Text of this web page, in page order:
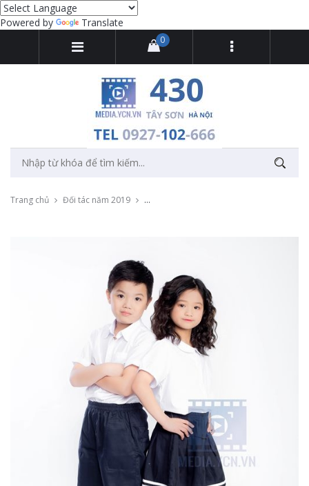
Powered by Translate
0
Trang chủ Đối tác năm 2019 Chụp ảnh sản phẩm đồng phục Thái Minh